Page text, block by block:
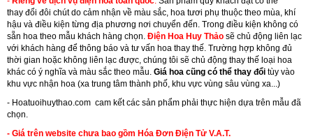
thay đổi đôi chút do cảm nhận về màu sắc, hoa tươi phụ thuộc theo mùa, khí
hậu và điều kiện từng địa phương nơi chuyển đến. Trong điều kiện không có
sẵn hoa theo mẫu khách hàng chọn. Điện Hoa Huy Thảo sẽ chủ động liên lạc
với khách hàng để thông báo và tư vấn hoa thay thế. Trường hợp không đủ
thời gian hoặc không liên lạc được, chúng tôi sẽ chủ động thay thế loại hoa
khác có ý nghĩa và màu sắc theo mẫu. Giá hoa cũng có thể thay đổi tùy vào
khu vực nhận hoa (xa trung tâm thành phố, khu vực vùng sâu vùng xa...)
- Hoatuoihuythao.com cam kết các sản phẩm phải thực hiện dựa trên mẫu đã
chọn.
- Giá trên website chưa bao gồm Hóa Đơn Điện Tử V.A.T.